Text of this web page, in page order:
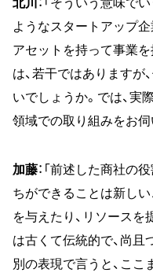
北川
：「そういう意味で
ようなスタートアップ
アセットを持って事業
は、若干ではありますが
いでしょうか。では、
領域での取り組みをお伺
加藤：「前述した商社の
ちができることは新し
を与えたり、リソースを
は古くて伝統的で、尚且
別の表現で言うと、こ